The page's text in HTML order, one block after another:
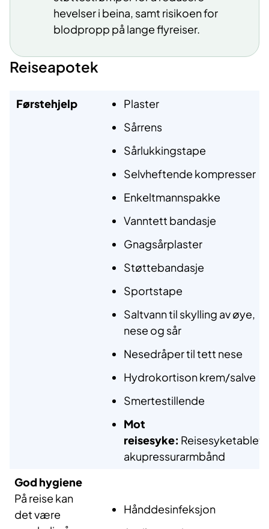
hevelser i beina, samt risikoen for
blodpropp på lange flyreiser.
Reiseapotek
Førstehjelp
Plaster
Sårrens
Sårlukkingstape
Selvheftende kompresser
Enkeltmannspakke
Vanntett bandasje
Gnagsårplaster
Støttebandasje
Sportstape
Saltvann til skylling av øye,
nese og sår
Nesedråper til tett nese
Hydrokortison krem/salve
Smertestillende
Mot
reisesyke:
akupressurarmbånd
Godhygiene
På reise kan
det være
Hånddesinfeksjon